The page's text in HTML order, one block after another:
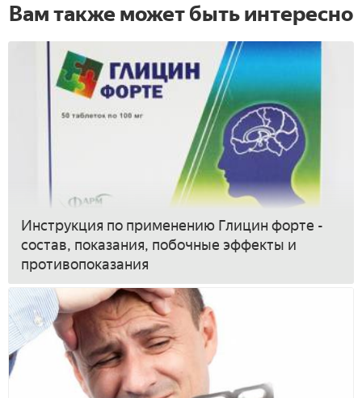
Вам также может быть интересно
Инструкция по применению Глицин форте -
состав, показания, побочные эффекты и
противопоказания